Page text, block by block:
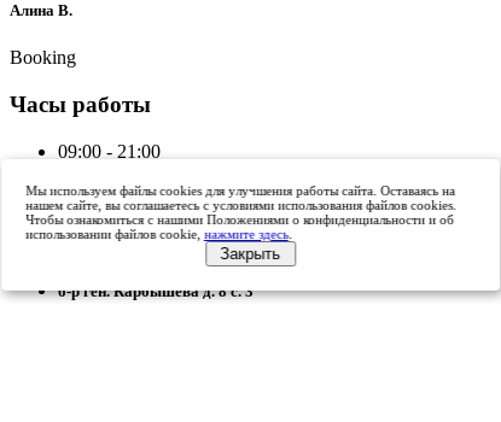
Мы используем файлы cookies для улучшения работы сайта. Оставаясь на
нашем сайте, вы соглашаетесь с условиями использования файлов cookies.
Чтобы ознакомиться с нашими Положениями о конфиденциальности и об
использовании файлов cookie, нажмите здесь.
Закрыть
Алина В.
Booking
Часы работы
09:00 - 21:00
Location
Адрес
б-р ген. Карбышева д. 8 с. 3